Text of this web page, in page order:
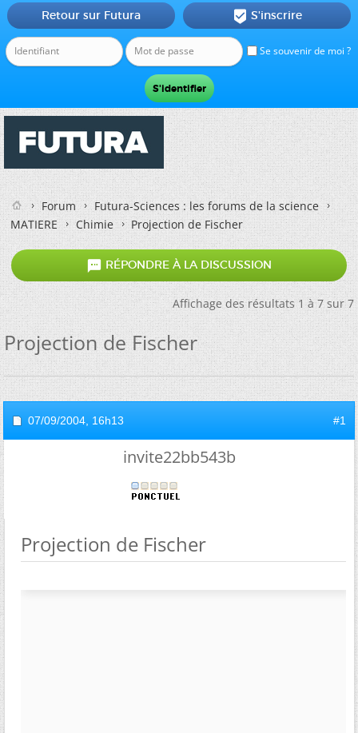
Se souvenir de moi ?
Retour sur Futura  S'inscrire
Forum
Futura-Sciences : les forums de la science
MATIERE
Chimie Projection de Fischer
 RÉPONDRE À LA DISCUSSION
Affichage des résultats 1 à 7 sur 7
Projection de Fischer
07/09/2004, 16h13 #1
invite22bb543b
Projection de Fischer